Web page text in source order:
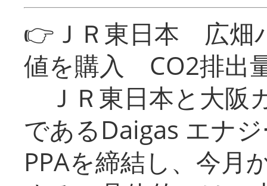
👉ＪＲ東日本 広畑
値を購入 CO2排出
ＪＲ東日本と大阪
であるDaigas エナ
PPAを締結し、今月